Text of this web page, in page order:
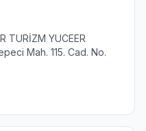
TURİZM YUCEER
Mah. 115. Cad. No.